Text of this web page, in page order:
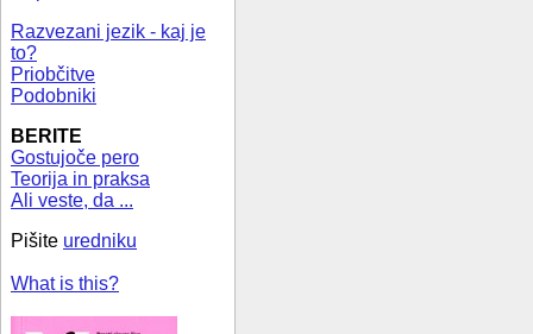
Razvezani jezik - kaj je
to?
Priobčitve
Podobniki
BERITE
Gostujoče pero
Teorija in praksa
Ali veste, da ...
Pišite uredniku
What is this?